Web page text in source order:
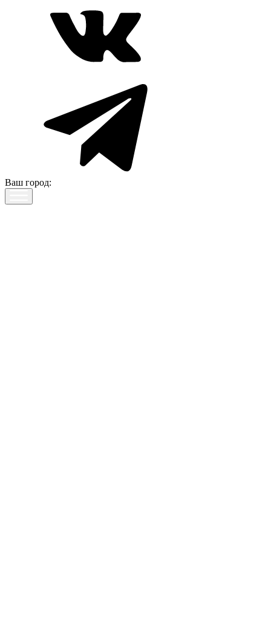
Ваш город: